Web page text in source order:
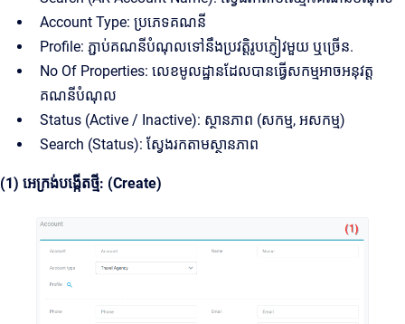
Account Type: ប្រភេទគណនី
Profile: ភ្ជាប់គណនីបំណុលទៅនឹងប្រវត្តិរូបភ្ញៀវមួយ ឬច្រើន.
No Of Properties: លេខមូលដ្ឋានដែលបានធ្វើសកម្មអាចអនុវត្ត
គណនីបំណុល
Status (Active / Inactive): ស្ថានភាព (សកម្ម, អសកម្ម)
Search (Status): ស្វែងរកតាមស្ថានភាព
(1) អេក្រង់បង្កើតថ្មី: (Create)